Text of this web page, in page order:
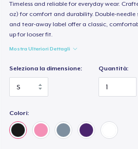
Timeless and reliable for everyday wear.
oz) for comfort and durability. Double-needle
and tear-away label offer a classic,
up for looser fit.
Mostra Ulteriori Dettagli
Seleziona la dimensione: Quantità:
Colori: